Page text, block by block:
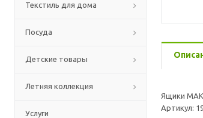
Текстиль для дома
Посуда
Детские товары
Летняя коллекция
Услуги
Ящики
Артикул: